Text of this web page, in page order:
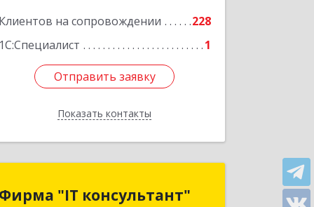
Клиентов на сопровождении
228
1С:Специалист
1
Отправить заявку
Показать контакты
Подробнее
Отправить заявку
Назад
Фирма "IT консультант"